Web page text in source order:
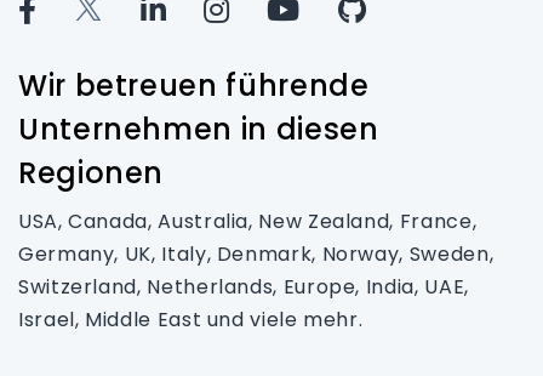
Wir betreuen führende
Unternehmen in diesen
Regionen
USA, Canada, Australia, New Zealand, France,
Germany, UK, Italy, Denmark, Norway, Sweden,
Switzerland, Netherlands, Europe, India, UAE,
Israel, Middle East und viele mehr.